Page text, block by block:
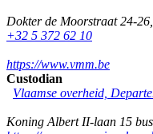
Dokter de Moorstraat 24-26
+32 5 372 62 10
https://www.vmm.be
Custodian
Vlaamse overheid,
Koning Albert II-laan 15